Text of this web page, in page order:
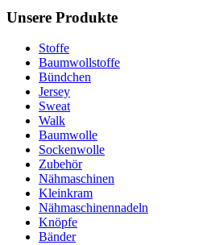
Unsere Produkte
Stoffe
Baumwollstoffe
Bündchen
Jersey
Sweat
Walk
Baumwolle
Sockenwolle
Zubehör
Nähmaschinen
Kleinkram
Nähmaschinennadeln
Knöpfe
Bänder